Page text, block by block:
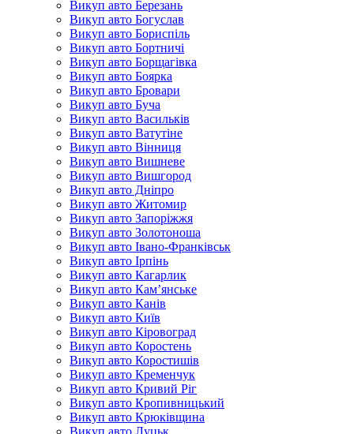
Викуп авто Березань
Викуп авто Богуслав
Викуп авто Бориспіль
Викуп авто Бортничі
Викуп авто Борщагівка
Викуп авто Боярка
Викуп авто Бровари
Викуп авто Буча
Викуп авто Васильків
Викуп авто Ватутіне
Викуп авто Вінниця
Викуп авто Вишневе
Викуп авто Вишгород
Викуп авто Дніпро
Викуп авто Житомир
Викуп авто Запоріжжя
Викуп авто Золотоноша
Викуп авто Івано-Франківськ
Викуп авто Ірпінь
Викуп авто Кагарлик
Викуп авто Кам’янське
Викуп авто Канів
Викуп авто Київ
Викуп авто Кіровоград
Викуп авто Коростень
Викуп авто Коростишів
Викуп авто Кременчук
Викуп авто Кривий Ріг
Викуп авто Кропивницький
Викуп авто Крюківщина
Викуп авто Луцьк